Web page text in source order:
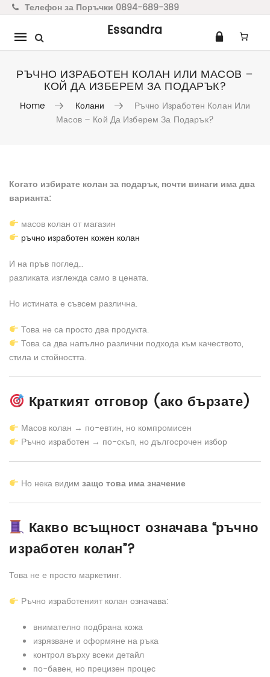
Телефон за Поръчки 0894-689-389
Mobile
Essandra
РЪЧНО ИЗРАБОТЕН КОЛАН ИЛИ МАСОВ –
КОЙ ДА ИЗБЕРЕМ ЗА ПОДАРЪК?
Home Колани
Ръчно Изработен Колан Или
Масов – Кой Да Изберем За Подарък?
Когато избирате колан за подарък, почти винаги има два
варианта:
масов колан от магазин
ръчно изработен кожен колан
И на пръв поглед…
разликата изглежда само в цената.
Но истината е съвсем различна.
Това не са просто два продукта.
Това са два напълно различни подхода към качеството,
стила и стойността.
Краткият отговор (ако бързате)
Масов колан → по-евтин, но компромисен
Ръчно изработен → по-скъп, но дългосрочен избор
Но нека видим защо това има значение
Какво всъщност означава “ръчно
изработен колан”?
Това не е просто маркетинг.
Ръчно изработеният колан означава:
внимателно подбрана кожа
изрязване и оформяне на ръка
контрол върху всеки детайл
по-бавен, но прецизен процес